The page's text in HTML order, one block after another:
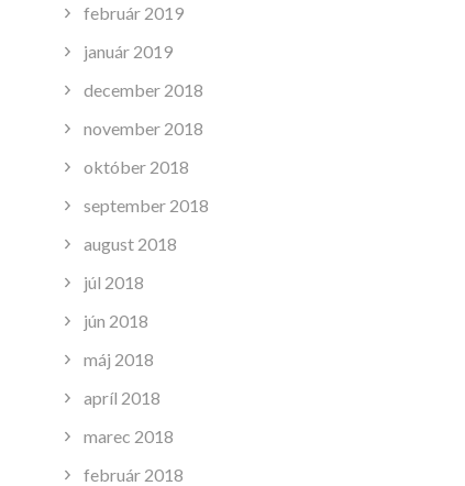
február 2019
január 2019
december 2018
november 2018
október 2018
september 2018
august 2018
júl 2018
jún 2018
máj 2018
apríl 2018
marec 2018
február 2018